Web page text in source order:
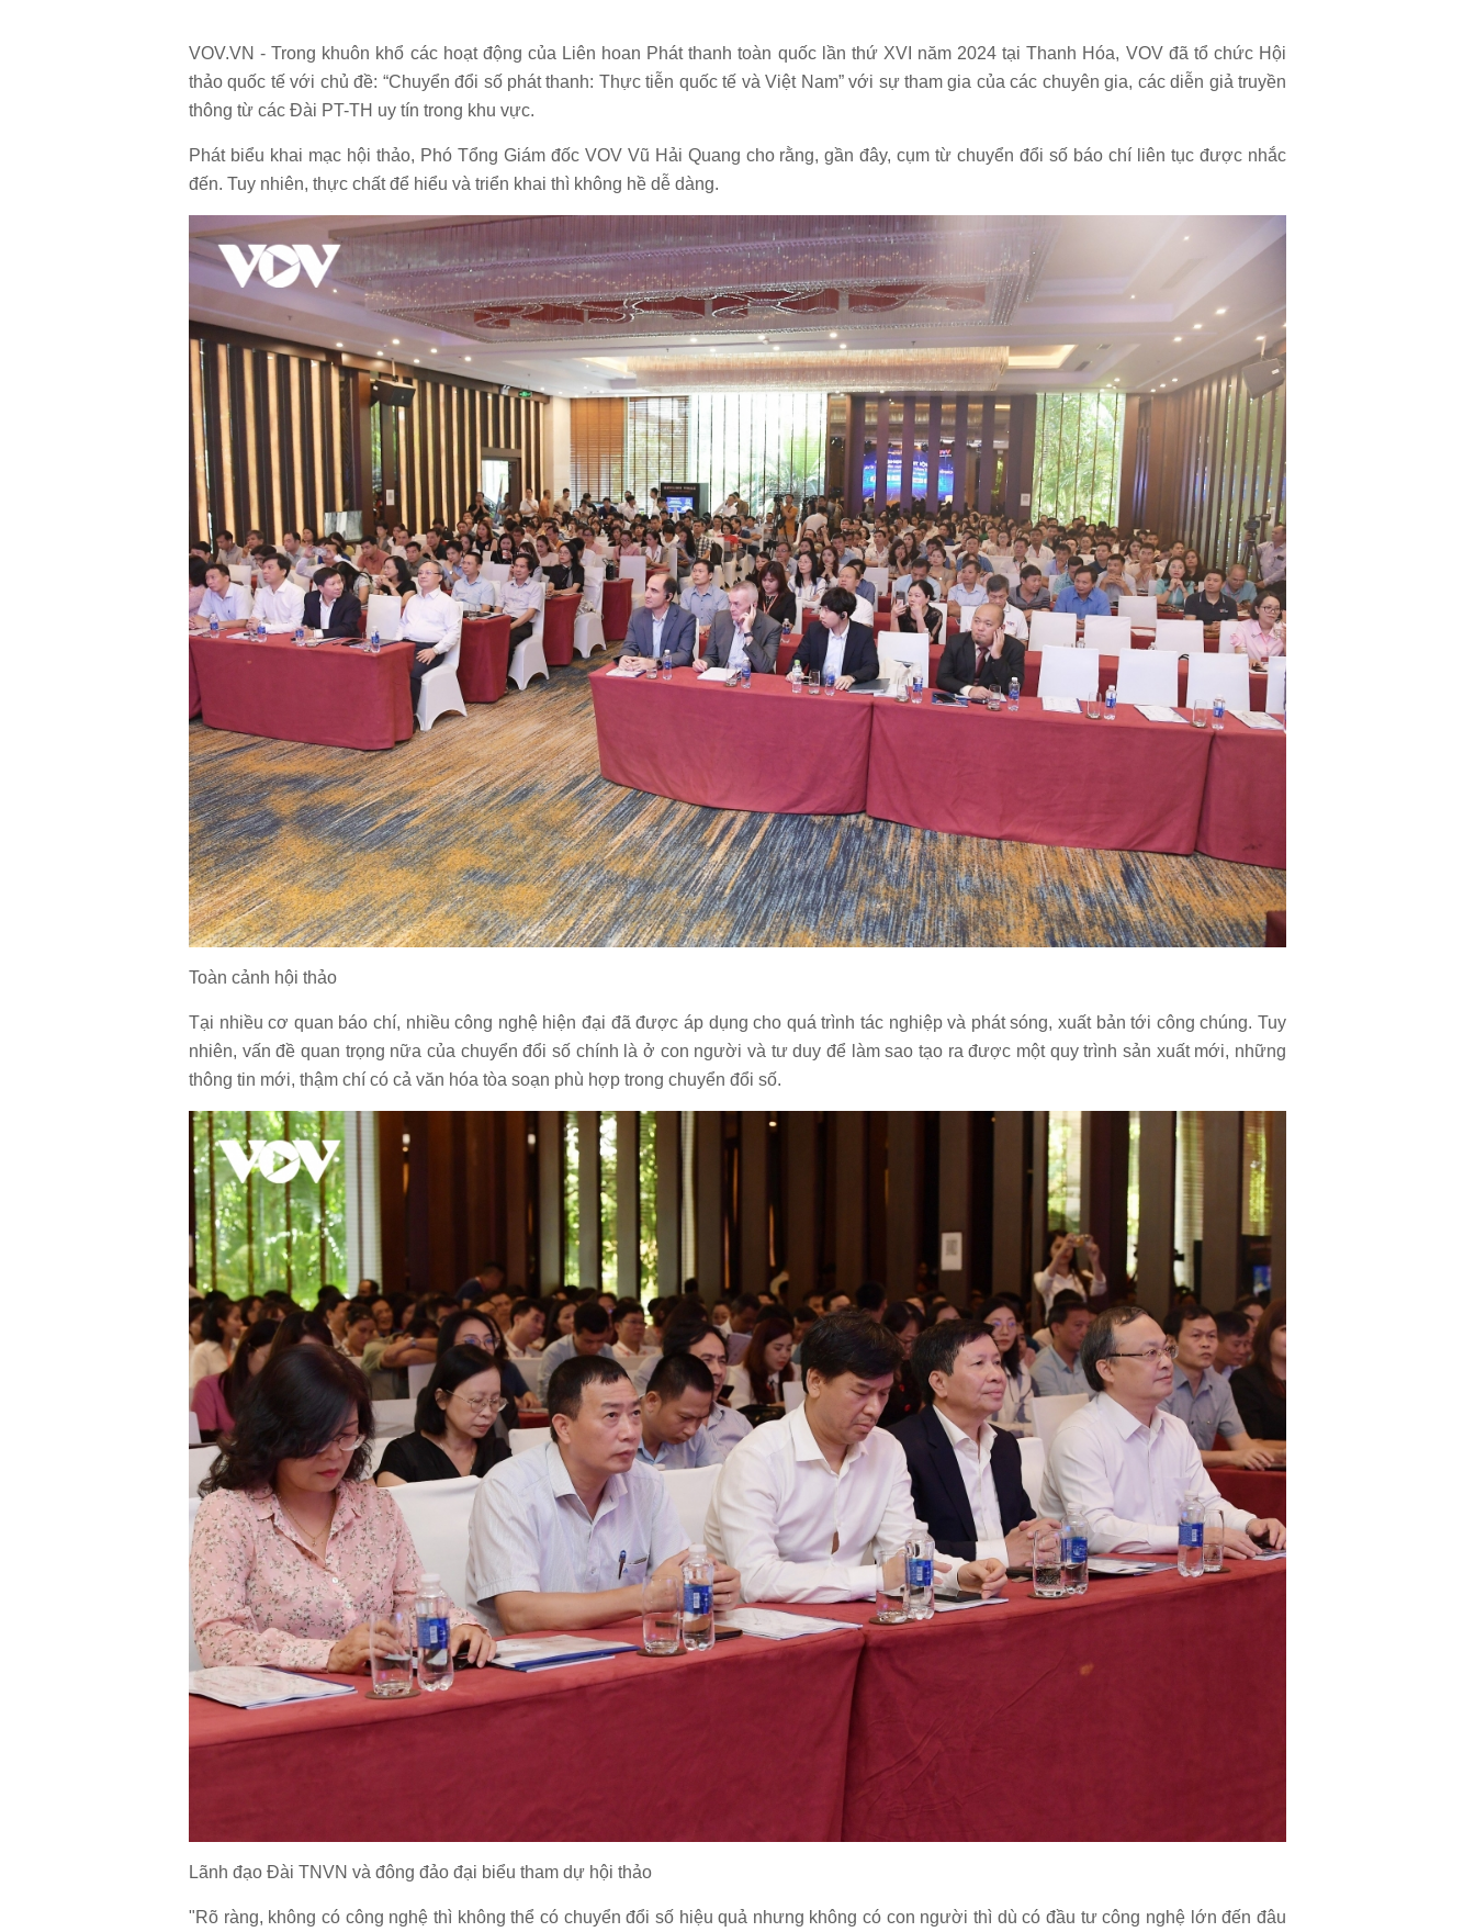
VOV.VN - Trong khuôn khổ các hoạt động của Liên hoan Phát thanh toàn quốc lần thứ XVI năm 2024 tại Thanh Hóa, VOV đã tổ chức Hội
thảo quốc tế với chủ đề: “Chuyển đổi số phát thanh: Thực tiễn quốc tế và Việt Nam” với sự tham gia của các chuyên gia, các diễn giả truyền
thông từ các Đài PT-TH uy tín trong khu vực.
Phát biểu khai mạc hội thảo, Phó Tổng Giám đốc VOV Vũ Hải Quang cho rằng, gần đây, cụm từ chuyển đổi số báo chí liên tục được nhắc
đến. Tuy nhiên, thực chất để hiểu và triển khai thì không hề dễ dàng.
Toàn cảnh hội thảo
Tại nhiều cơ quan báo chí, nhiều công nghệ hiện đại đã được áp dụng cho quá trình tác nghiệp và phát sóng, xuất bản tới công chúng. Tuy
nhiên, vấn đề quan trọng nữa của chuyển đổi số chính là ở con người và tư duy để làm sao tạo ra được một quy trình sản xuất mới, những
thông tin mới, thậm chí có cả văn hóa tòa soạn phù hợp trong chuyển đổi số.
Lãnh đạo Đài TNVN và đông đảo đại biểu tham dự hội thảo
"Rõ ràng, không có công nghệ thì không thể có chuyển đổi số hiệu quả nhưng không có con người thì dù có đầu tư công nghệ lớn đến đâu